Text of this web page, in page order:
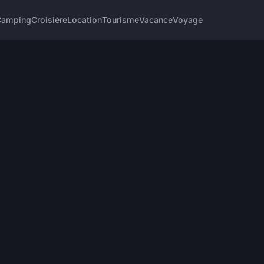
CroisièreLocationTourismeVacanceVoyage